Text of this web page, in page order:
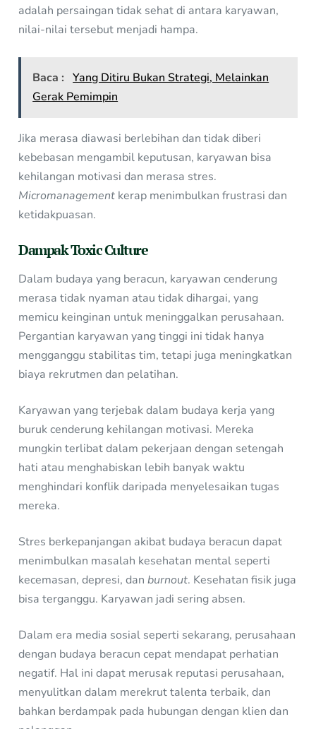
adalah persaingan tidak sehat di antara karyawan,
nilai-nilai tersebut menjadi hampa.
Baca : Yang Ditiru Bukan Strategi, Melainkan
Gerak Pemimpin
Jika merasa diawasi berlebihan dan tidak diberi
kebebasan mengambil keputusan, karyawan bisa
kehilangan motivasi dan merasa stres.
Micromanagement kerap menimbulkan frustrasi dan
ketidakpuasan.
Dampak Toxic Culture
Dalam budaya yang beracun, karyawan cenderung
merasa tidak nyaman atau tidak dihargai, yang
memicu keinginan untuk meninggalkan perusahaan.
Pergantian karyawan yang tinggi ini tidak hanya
mengganggu stabilitas tim, tetapi juga meningkatkan
biaya rekrutmen dan pelatihan.
Karyawan yang terjebak dalam budaya kerja yang
buruk cenderung kehilangan motivasi. Mereka
mungkin terlibat dalam pekerjaan dengan setengah
hati atau menghabiskan lebih banyak waktu
menghindari konflik daripada menyelesaikan tugas
mereka.
Stres berkepanjangan akibat budaya beracun dapat
menimbulkan masalah kesehatan mental seperti
kecemasan, depresi, danburnout. Kesehatan fisik juga
bisa terganggu. Karyawan jadi sering absen.
Dalam era media sosial seperti sekarang, perusahaan
dengan budaya beracun cepat mendapat perhatian
negatif. Hal ini dapat merusak reputasi perusahaan,
menyulitkan dalam merekrut talenta terbaik, dan
bahkan berdampak pada hubungan dengan klien dan